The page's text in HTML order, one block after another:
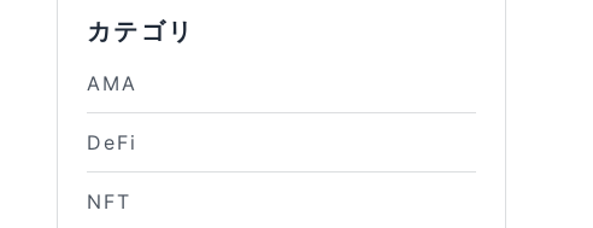
カテゴリ
AMA
DeFi
NFT